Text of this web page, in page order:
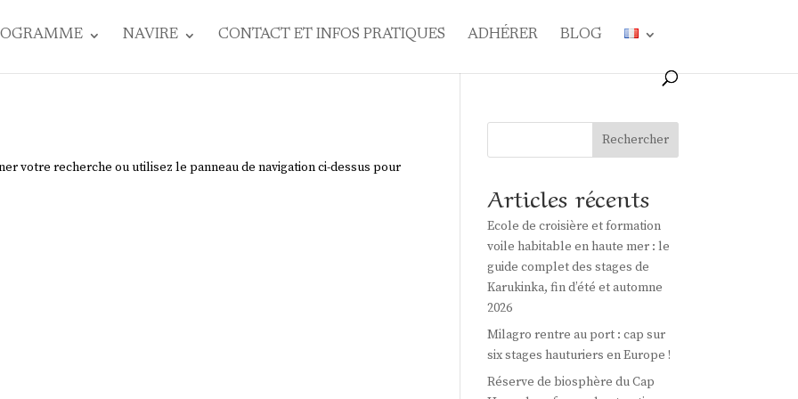
NAVIRE CONTACT ET INFOS PRATIQUES ADHÉRER BLOG
votre recherche ou utilisez le panneau de navigation ci-dessus pour
Rechercher
Articles récents
Ecole de croisière et formation
voile habitable en haute mer : le
guide complet des stages de
Karukinka, fin d’été et automne
2026
Milagro rentre au port : cap sur
six stages hauturiers en Europe !
Réserve de biosphère du Cap